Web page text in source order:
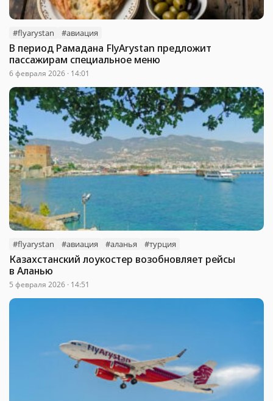
#flyarystan #авиация
В период Рамадана FlyArystan предложит
пассажирам специальное меню
6 февраля 2026 · 14:01
#flyarystan #авиация #аланья #турция
Казахстанский лоукостер возобновляет рейсы
в Аланью
5 февраля 2026 · 14:51